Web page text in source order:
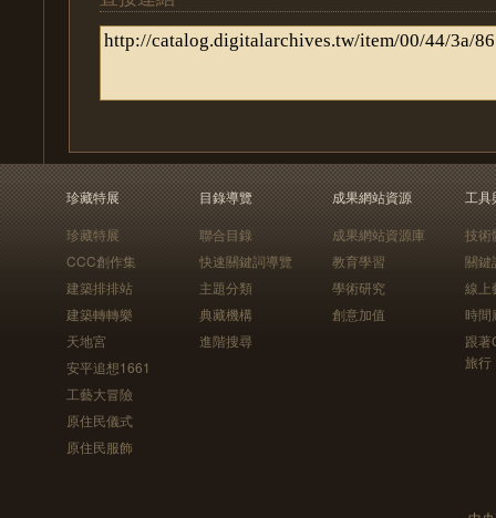
珍藏特展
珍藏特展
CCC創作集
建築排排站
建築轉轉樂
天地宮
安平追想1661
工藝大冒險
原住民儀式
原住民服飾
目錄導覽
聯合目錄
快速關鍵詞導覽
主題分類
典藏機構
進階搜尋
成果網站資源
成果網站資源庫
教育學習
學術研究
創意加值
工具
技術
關鍵
線上
時間
跟
旅行